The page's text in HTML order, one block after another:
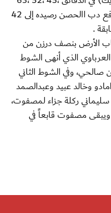
74 من ركلة جزاء والدقيقة 81 وبهذا الفوز يرفع دب االحصن رصيده إلى 42
الأرض بنصف درزن من
الذي أنهى الشوط
وفي الشوط الثاني
امادو وخالد عبيد وعبدالصمد
ركلة جزاء لمصفوت،
العروبة رصيده إلى 39 نقطة ويبقى مصفوت قابعاً في